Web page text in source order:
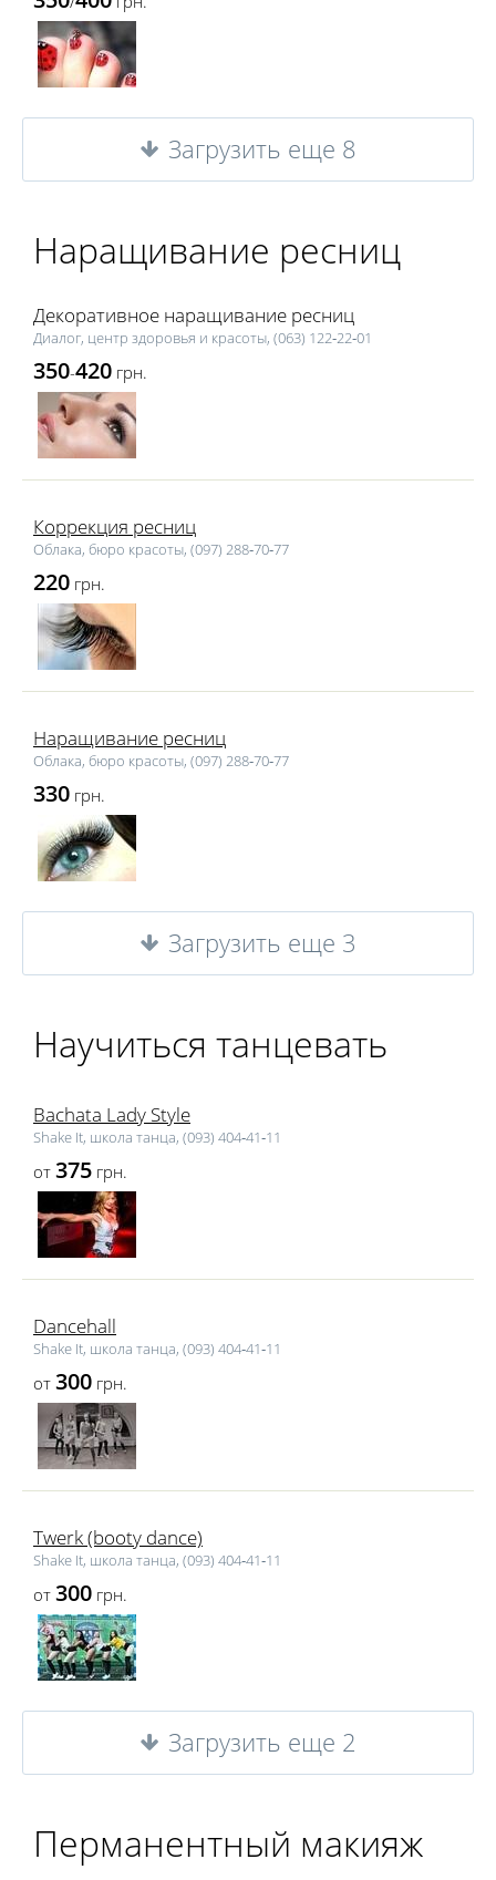
Загрузить еще 8
Наращивание ресниц
Декоративное наращивание ресниц
Диалог, центр здоровья и красоты, (063) 122‑22‑01
350-420 грн.
Коррекция ресниц
Облака, бюро красоты, (097) 288‑70‑77
220 грн.
Наращивание ресниц
Облака, бюро красоты, (097) 288‑70‑77
330 грн.
Загрузить еще 3
Научиться танцевать
Bachata Lady Style
Shake It, школа танца, (093) 404‑41‑11
от 375 грн.
Dancehall
Shake It, школа танца, (093) 404‑41‑11
от 300 грн.
Twerk (booty dance)
Shake It, школа танца, (093) 404‑41‑11
от 300 грн.
Загрузить еще 2
Перманентный макияж